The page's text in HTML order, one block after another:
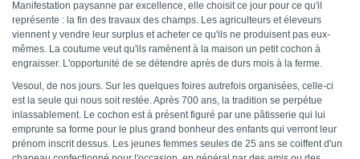
Manifestation paysanne par excellence, elle choisit ce jour pour ce qu'il
représente : la fin des travaux des champs. Les agriculteurs et éleveurs
viennent y vendre leur surplus et acheter ce qu'ils ne produisent pas eux-
mêmes. La coutume veut qu'ils ramènent à la maison un petit cochon à
engraisser. L'opportunité de se détendre après de durs mois à la ferme.
Vesoul, de nos jours. Sur les quelques foires autrefois organisées, celle-ci
est la seule qui nous soit restée. Après 700 ans, la tradition se perpétue
inlassablement. Le cochon est à présent figuré par une pâtisserie qui lui
emprunte sa forme pour le plus grand bonheur des enfants qui verront leur
prénom inscrit dessus. Les jeunes femmes seules de 25 ans se coiffent d'un